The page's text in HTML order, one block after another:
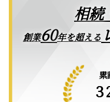
相続
創業60年を超える
累